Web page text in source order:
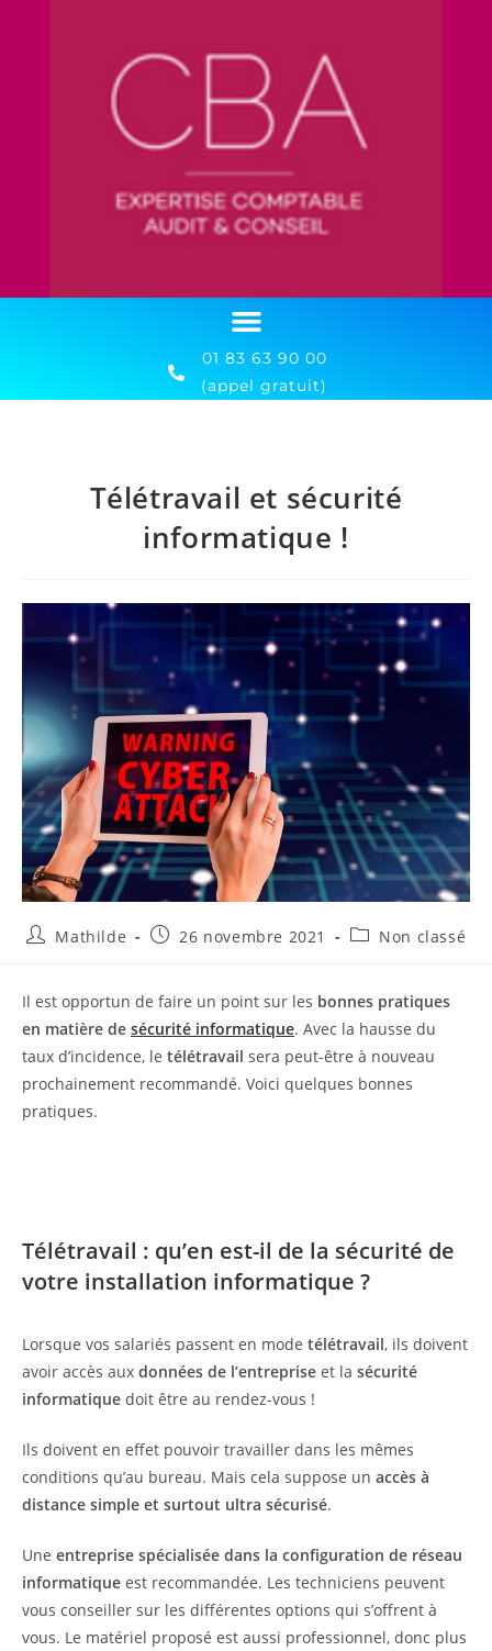
01 83 63 90 00
(appel gratuit)
Télétravail et sécurité
informatique !
Mathilde 26 novembre 2021 Non classé
Il est opportun de faire un point sur les bonnes pratiques
en matière de sécurité informatique. Avec la hausse du
taux d’incidence, le télétravail sera peut-être à nouveau
prochainement recommandé. Voici quelques bonnes
pratiques.
Télétravail : qu’en est-il de la sécurité de
votre installation informatique ?
Lorsque vos salariés passent en mode télétravail, ils doivent
avoir accès aux données de l’entreprise et la sécurité
informatique doit être au rendez-vous !
Ils doivent en effet pouvoir travailler dans les mêmes
conditions qu’au bureau. Mais cela suppose un accès à
distance simple et surtout ultra sécurisé.
Une entreprise spécialisée dans la configuration de réseau
informatique est recommandée. Les techniciens peuvent
vous conseiller sur les différentes options qui s’offrent à
vous. Le matériel proposé est aussi professionnel, donc plus